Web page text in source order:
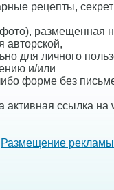
рецепты,
размещенная
авторской,
для личного
и/или
форме без
активная ссылка на
Размещение рекламы